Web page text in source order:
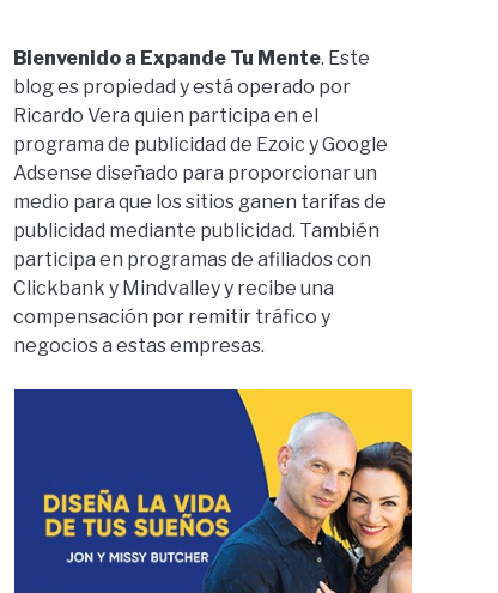
Bienvenido a Expande Tu Mente. Este
blog es propiedad y está operado por
Ricardo Vera quien participa en el
programa de publicidad de Ezoic y Google
Adsense diseñado para proporcionar un
medio para que los sitios ganen tarifas de
publicidad mediante publicidad. También
participa en programas de afiliados con
Clickbank y Mindvalley y recibe una
compensación por remitir tráfico y
negocios a estas empresas.